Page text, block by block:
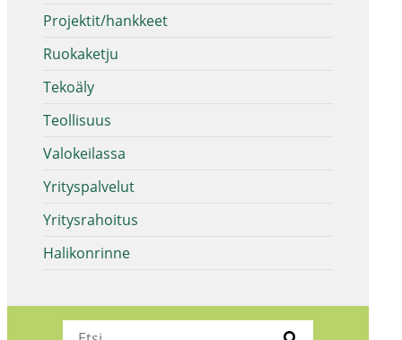
Projektit/hankkeet
Ruokaketju
Tekoäly
Teollisuus
Valokeilassa
Yrityspalvelut
Yritysrahoitus
Halikonrinne